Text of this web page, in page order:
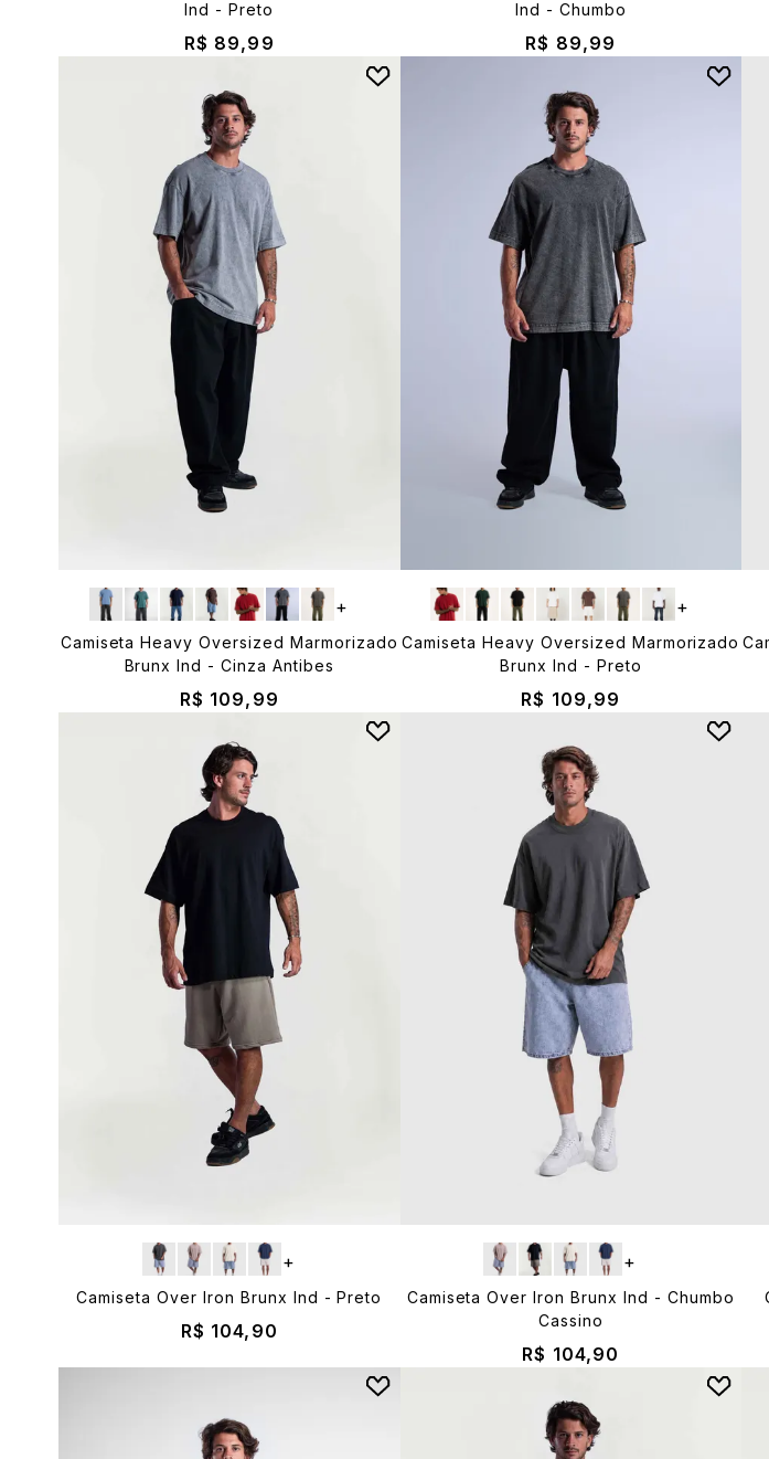
Ind - Preto
R$ 89,99
Ind - Chumbo
R$ 89,99
Camiseta Heavy Oversized Marmorizado
Brunx Ind - Cinza Antibes
R$ 109,99
+
Camiseta Heavy Oversized Marmorizado
Brunx Ind - Preto
R$ 109,99
+
Camiseta Over Iron Brunx Ind - Preto
R$ 104,90
+
Camiseta Over Iron Brunx Ind - Chumbo
Cassino
R$ 104,90
+